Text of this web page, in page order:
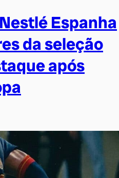
Espanha
da seleção
após